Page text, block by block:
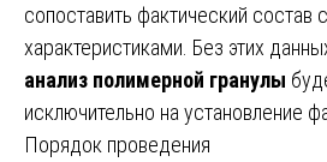
сопоставить фактический состав
характеристиками. Без этих
анализ полимерной гранулы
исключительно на установление
Порядок проведения